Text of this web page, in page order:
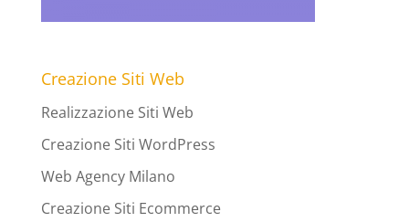
Creazione Siti Web
Realizzazione Siti Web
Creazione Siti WordPress
Web Agency Milano
Creazione Siti Ecommerce